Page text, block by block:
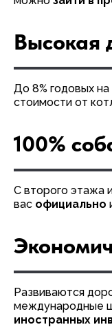
Высокая
До 8% годовых
стоимости от
100%
С второго этажа
вас официально
Развиваются
международные
иностранных